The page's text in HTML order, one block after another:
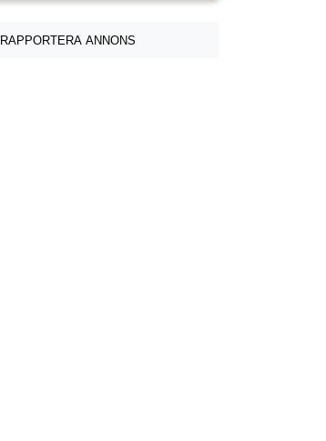
RAPPORTERA ANNONS